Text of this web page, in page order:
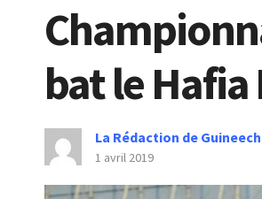
bat le
La Rédaction de
1 avril 2019